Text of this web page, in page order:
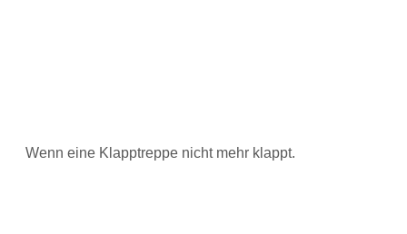
Wenn eine Klapptreppe nicht mehr klappt.